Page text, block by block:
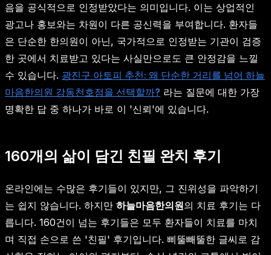
음을 공식적으로 인정받았다는 의미입니다. 이는 상업적인
광고나 홍보와는 차원이 다른 공신력을 부여합니다. 환자들
은 단순한 한의원이 아닌, 국가적으로 인정받는 기관이 검증
한 곳에서 치료받고 있다는 사실만으로도 큰 안정감을 느낄
수 있습니다. 광진구 아토피 추천: 왜 단순한 거리를 넘어 하늘
마음한의원 강동천호점을 선택할까? 라는 질문에 대한 가장
명확한 답 중 하나가 바로 이 '신뢰'에 있습니다.
160개의 삶이 담긴 친필 완치 후기
온라인에는 수많은 후기들이 있지만, 그 진위성을 파악하기
는 쉽지 않습니다. 하지만 하늘마음한의원의 치료 후기는 다
릅니다. 160건이 넘는 후기들은 모두 환자들이 치료를 마치
며 직접 손으로 쓴 '친필' 후기입니다. 삐뚤빼뚤한 글씨로 감